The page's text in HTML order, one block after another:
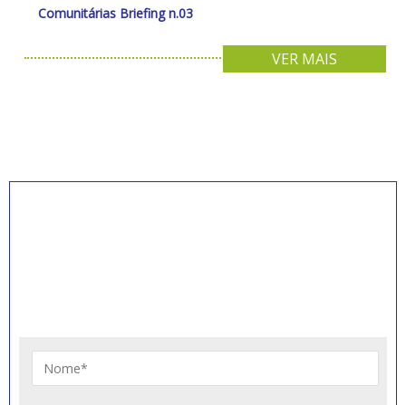
Comunitárias Briefing n.03
VER MAIS